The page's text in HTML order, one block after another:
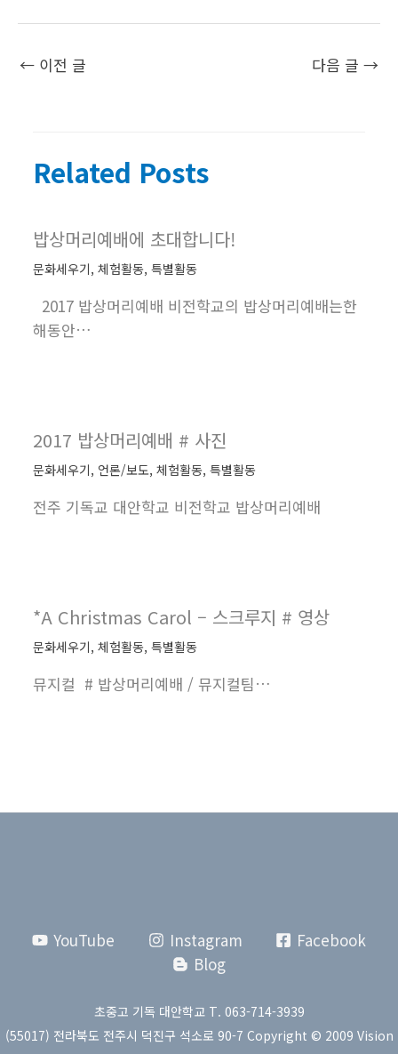
← 이전 글 다음 글 →
Related Posts
밥상머리예배에 초대합니다!
문화세우기, 체험활동, 특별활동
2017 밥상머리예배 비전학교의 밥상머리예배는한
해동안…
2017 밥상머리예배 # 사진
문화세우기, 언론/보도, 체험활동, 특별활동
전주 기독교 대안학교 비전학교 밥상머리예배
*A Christmas Carol – 스크루지 # 영상
문화세우기, 체험활동, 특별활동
뮤지컬 # 밥상머리예배 / 뮤지컬팀…
YouTube Instagram
Facebook
Blog
초중고 기독 대안학교 T. 063-714-3939
(55017) 전라북도 전주시 덕진구 석소로 90-7 Copyright © 2009 Vision